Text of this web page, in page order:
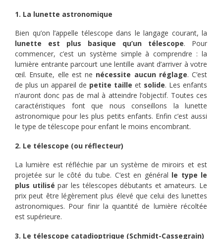
1. La lunette astronomique
Bien qu’on l’appelle télescope dans le langage courant, la
lunette est plus basique qu’un télescope. Pour
commencer, c’est un système simple à comprendre : la
lumière entrante parcourt une lentille avant d’arriver à votre
œil. Ensuite, elle est ne nécessite aucun réglage. C’est
de plus un appareil de petite taille et solide. Les enfants
n’auront donc pas de mal à atteindre l’objectif. Toutes ces
caractéristiques font que nous conseillons la lunette
astronomique pour les plus petits enfants. Enfin c’est aussi
le type de télescope pour enfant le moins encombrant.
2. Le télescope (ou réflecteur)
La lumière est réfléchie par un système de miroirs et est
projetée sur le côté du tube. C’est en général le type le
plus utilisé par les télescopes débutants et amateurs. Le
prix peut être légèrement plus élevé que celui des lunettes
astronomiques. Pour finir la quantité de lumière récoltée
est supérieure.
3. Le télescope catadioptrique (Schmidt-Cassegrain)